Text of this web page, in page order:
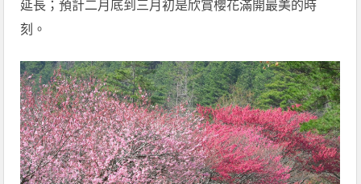
延長；預計二月底到三月初是欣賞櫻花滿開最美的時
刻。